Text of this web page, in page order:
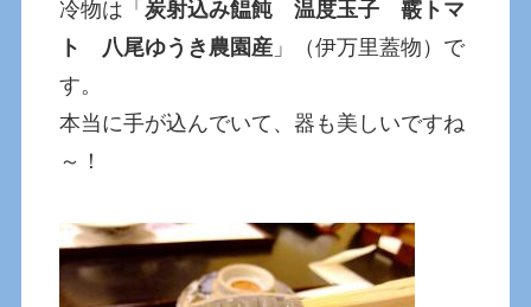
冷物は「炭射込み饂飩 温度玉子 霰トマ
ト 八尾ゆうき農園産 」（伊万里蓋物）で
す。
本当に手が込んでいて、器も美しいですね
～！